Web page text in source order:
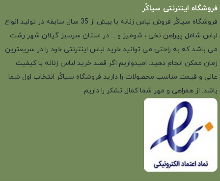
فروشگاه اینترنتی سیاکُر
فروشگاه سیاکُر فروش لباس زنانه با بیش از 35 سال سابقه در تولید انواع
لباس شامل پیراهن نخی ، شومیز و ... در استان سرسبز گیلان شهر رشت
می باشد که به راحتی می توانید خرید لباس اینترنتی خود را در سریعترین
زمان ممکن انجام دهید. امیدواریم اگر قصد خرید لباس زنانه با کیفیت
عالی و قیمت مناسب محصولات را دارید فروشگاه سیاکُر انتخاب اول شما
باشد. از همراهی و مهر شما کمال تشکر را داریم.